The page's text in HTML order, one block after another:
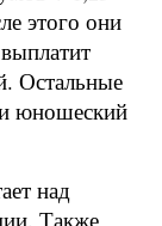
этого они
Остальные
и юношеский
над
Также